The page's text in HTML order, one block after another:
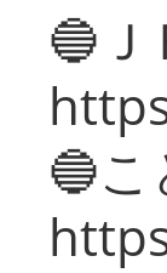
🔵Ｊ
🔵